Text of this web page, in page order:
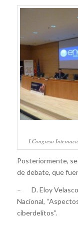
I Congreso
Posteriormente, se
de debate, que
– D. Eloy Velasco
Nacional,
ciberdelitos”.